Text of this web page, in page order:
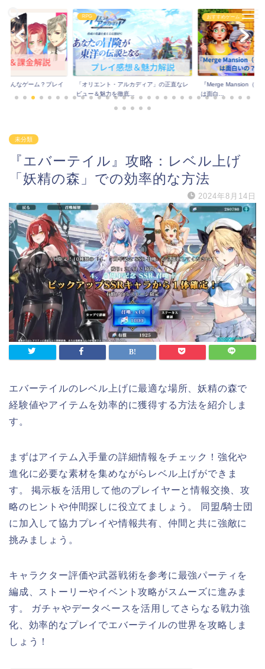
どんなゲーム？プレイ
RPG
「オリエント・アルカディア」の正直なレ
ビュー＆魅力を徹底...
おすすめゲーム
『Merge Mansion（コ
は面白...
未分類
『エバーテイル』攻略：レベル上げ
「妖精の森」での効率的な方法
2024年8月14日
エバーテイルのレベル上げに最適な場所、妖精の森で
経験値やアイテムを効率的に獲得する方法を紹介しま
す。
まずはアイテム入手量の詳細情報をチェック！強化や
進化に必要な素材を集めながらレベル上げができま
す。 掲示板を活用して他のプレイヤーと情報交換、攻
略のヒントや仲間探しに役立てましょう。 同盟/騎士団
に加入して協力プレイや情報共有、仲間と共に強敵に
挑みましょう。
キャラクター評価や武器戦術を参考に最強パーティを
編成、ストーリーやイベント攻略がスムーズに進みま
す。 ガチャやデータベースを活用してさらなる戦力強
化、効率的なプレイでエバーテイルの世界を攻略しま
しょう！